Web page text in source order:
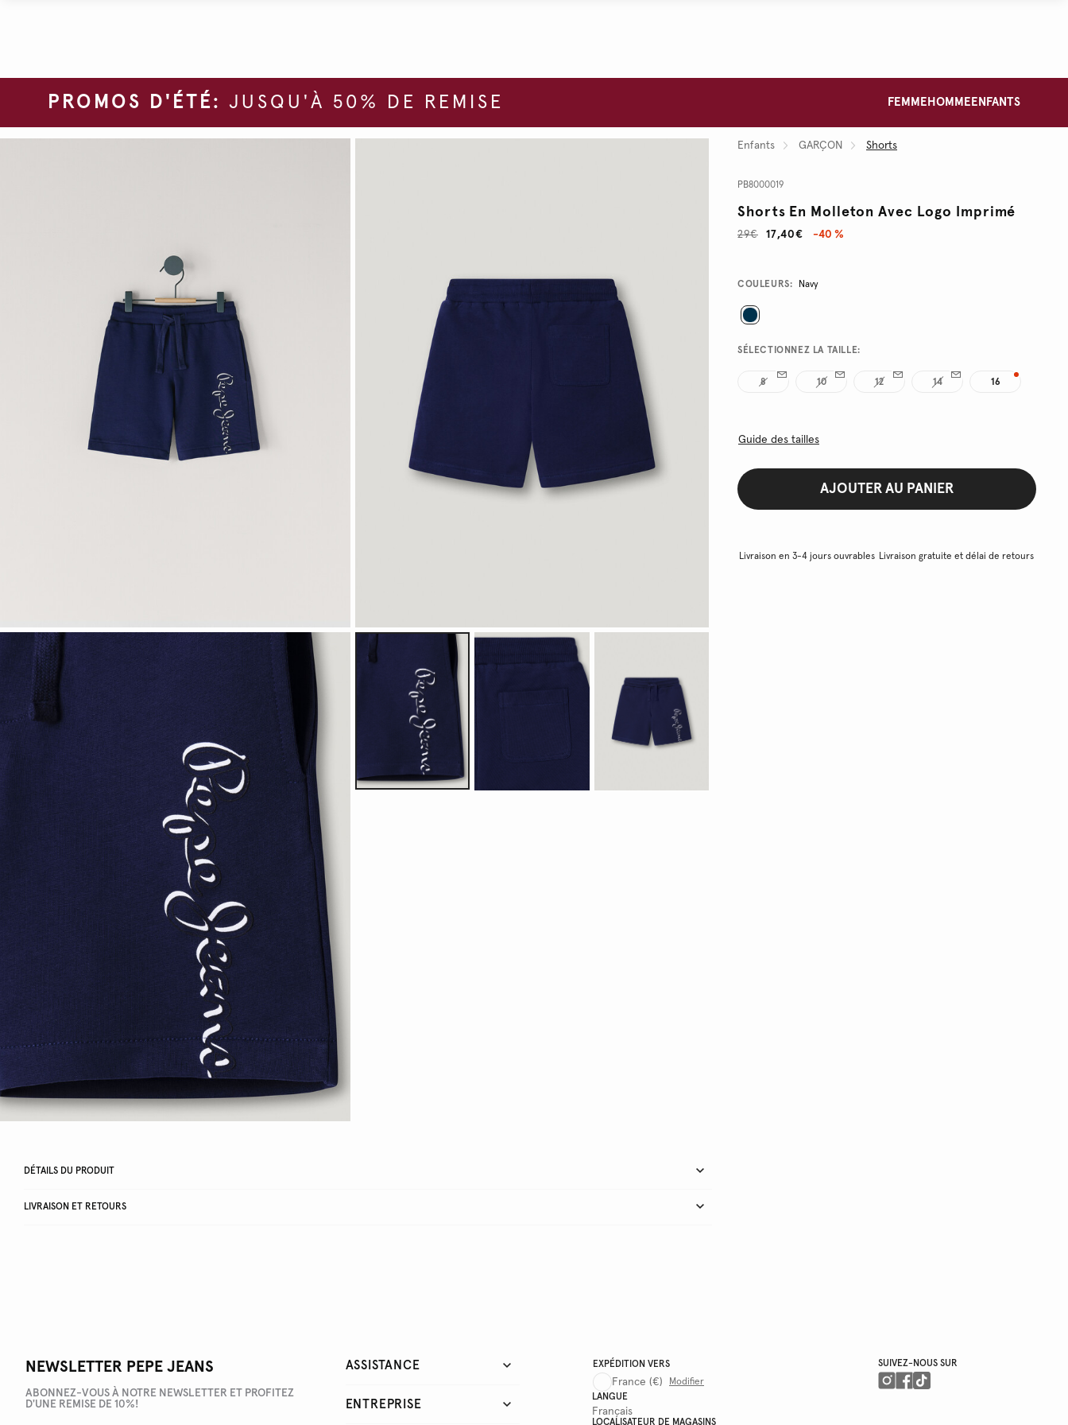
PROMOS D'ÉTÉ: JUSQU'À 50% DE REMISE FEMME HOMME ENFANTS
Enfants GARÇON Shorts
PB8000019
Shorts En Molleton Avec Logo Imprimé
17,40€
29€ -40 %
Promotions
Variations
COULEURS: Navy
SÉLECTIONNEZ LA TAILLE:
8 10 12 14 16
Guide des tailles
AJOUTER AU PANIER
Livraison en 3-4 jours ouvrables Livraison gratuite et délai de retours
DÉTAILS DU PRODUIT
LIVRAISON ET RETOURS
NEWSLETTER PEPE JEANS
ABONNEZ-VOUS À NOTRE NEWSLETTER ET PROFITEZ
D'UNE REMISE DE 10%!
ASSISTANCE
ENTREPRISE
EXPÉDITION VERS
France (€)
Modifier
LANGUE
Français
LOCALISATEUR DE MAGASINS
SUIVEZ-NOUS SUR